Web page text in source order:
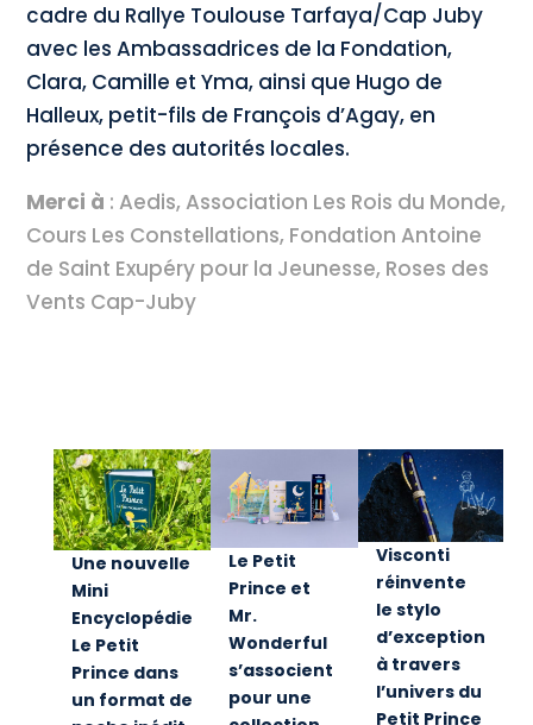
cadre du Rallye Toulouse Tarfaya/Cap Juby
avec les Ambassadrices de la Fondation,
Clara, Camille et Yma, ainsi que Hugo de
Halleux, petit-fils de François d’Agay, en
présence des autorités locales.
Merci à : Aedis, Association Les Rois du Monde,
Cours Les Constellations, Fondation Antoine
de Saint Exupéry pour la Jeunesse, Roses des
Vents Cap-Juby
Une nouvelle
Mini
Encyclopédie
Le Petit
Prince dans
un format de
Le Petit
Prince et
Mr.
Wonderful
s’associent
pour une
Visconti
réinvente
le stylo
d’exception
à travers
l’univers du
Petit Prince